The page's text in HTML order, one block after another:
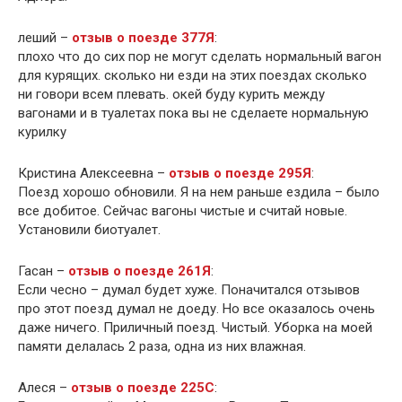
леший – отзыв о поезде 377Я:
плохо что до сих пор не могут сделать нормальный вагон
для курящих. сколько ни езди на этих поездах сколько
ни говори всем плевать. окей буду курить между
вагонами и в туалетах пока вы не сделаете нормальную
курилку
Кристина Алексеевна – отзыв о поезде 295Я:
Поезд хорошо обновили. Я на нем раньше ездила – было
все добитое. Сейчас вагоны чистые и считай новые.
Установили биотуалет.
Гасан – отзыв о поезде 261Я:
Если чесно – думал будет хуже. Поначитался отзывов
про этот поезд думал не доеду. Но все оказалось очень
даже ничего. Приличный поезд. Чистый. Уборка на моей
памяти делалась 2 раза, одна из них влажная.
Алеся – отзыв о поезде 225С: